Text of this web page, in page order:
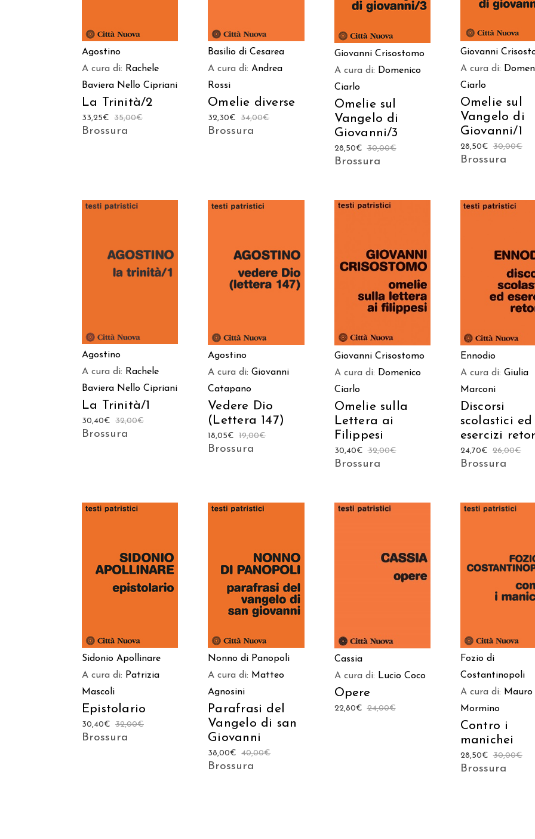
Agostino
A cura di: Rachele
Baviera Nello Cipriani
La Trinità/2
35,00€
33,25€
Brossura
Basilio di Cesarea
A cura di:Andrea
Rossi
Omelie diverse
34,00€
32,30€
Brossura
Giovanni Crisostomo
A cura di: Domenico
Ciarlo
Omelie sul
Vangelo di
Giovanni/3
30,00€
28,50€
Brossura
Giovanni
A cura di:
Ciarlo
Omelie sul
Vangelo di
Giovanni/1
30,00€
28,50€
Brossura
Agostino
A cura di: Rachele
Baviera Nello Cipriani
La Trinità/1
32,00€
30,40€
Brossura
CARRELLO
Agostino
A cura di:Giovanni
Catapano
Vedere Dio
(Lettera 147)
19,00€
18,05€
Brossura
AGGIUNGI AL
CARRELLO
Giovanni Crisostomo
A cura di: Domenico
Ciarlo
Omelie sulla
Lettera ai
Filippesi
32,00€
30,40€
Brossura
CARRELLO
Ennodio
A cura di: Giulia
Marconi
Discorsi
scolastici ed
esercizi
26,00€
24,70€
Brossura
AGGIUNGI AL
CARRELLO
Sidonio Apollinare
A cura di: Patrizia
Mascoli
Epistolario
32,00€
30,40€
Brossura
AGGIUNGI AL
CARRELLO
Nonno di Panopoli
A cura di: Matteo
Agnosini
Parafrasi del
Vangelo di san
Giovanni
40,00€
38,00€
Brossura
Cassia
A cura di: Lucio Coco
Opere
24,00€
22,80€
AGGIUNGI AL
CARRELLO
Fozio di
Costantinopoli
A cura di: Mauro
Mormino
Contro i
manichei
30,00€
28,50€
Brossura